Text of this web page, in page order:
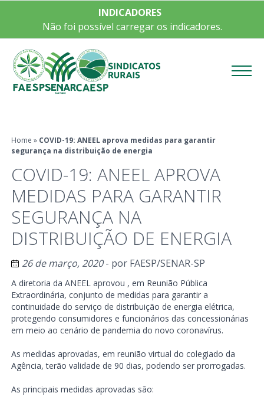
INDICADORES
Não foi possível carregar os indicadores.
Home » COVID-19: ANEEL aprova medidas para garantir
segurança na distribuição de energia
COVID-19: ANEEL APROVA
MEDIDAS PARA GARANTIR
SEGURANÇA NA
DISTRIBUIÇÃO DE ENERGIA
26 de março, 2020- por FAESP/SENAR-SP
A diretoria da ANEEL aprovou , em Reunião Pública
Extraordinária, conjunto de medidas para garantir a
continuidade do serviço de distribuição de energia elétrica,
protegendo consumidores e funcionários das concessionárias
em meio ao cenário de pandemia do novo coronavírus.
As medidas aprovadas, em reunião virtual do colegiado da
Agência, terão validade de 90 dias, podendo ser prorrogadas.
As principais medidas aprovadas são: